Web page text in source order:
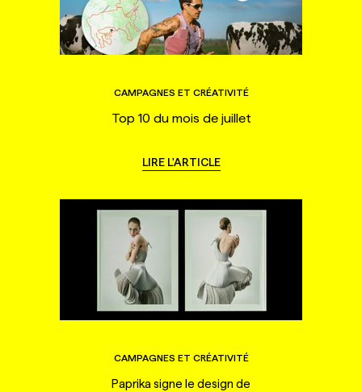
CAMPAGNES ET CRÉATIVITÉ
Top 10 du mois de juillet
LIRE L'ARTICLE
CAMPAGNES ET CRÉATIVITÉ
Paprika signe le design de